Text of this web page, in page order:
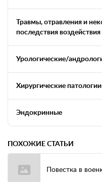
Травмы, отравления и
последствия
Урологические/
Хирургические
Эндокринные
ПОХОЖИЕ СТАТЬИ
Повестка в